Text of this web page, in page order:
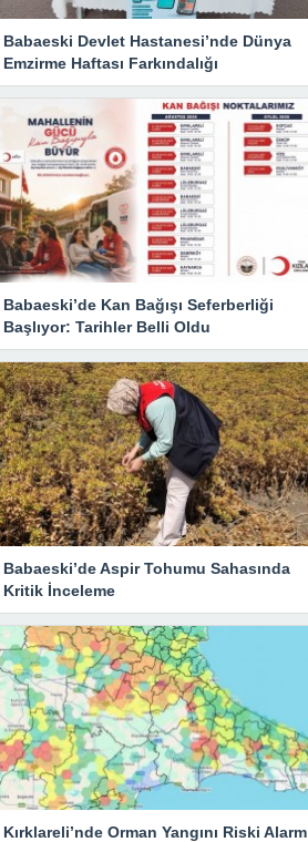
Babaeski Devlet Hastanesi’nde Dünya
Emzirme Haftası Farkındalığı
Babaeski’de Kan Bağışı Seferberliği
Başlıyor: Tarihler Belli Oldu
Babaeski’de Aspir Tohumu Sahasında
Kritik İnceleme
Kırklareli’nde Orman Yangını Riski Alarm